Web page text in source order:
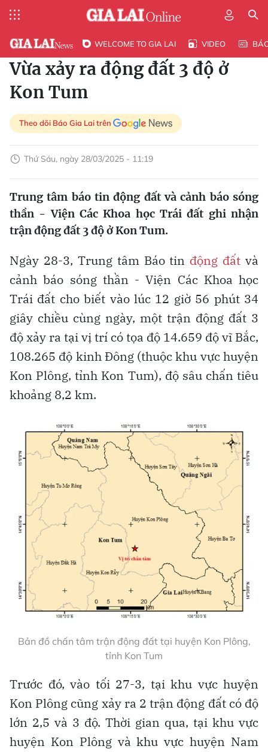
WELCOME TO GIA LAI VIDEO
Vừa xảy ra động đất 3 độ ở
Kon Tum
Theo dõi Báo Gia Lai trên
Thứ Sáu, ngày 28/03/2025 - 11:19
Trung tâm báo tin động đất và cảnh báo sóng
thần - Viện Các Khoa học Trái đất ghi nhận
trận động đất 3 độ ở Kon Tum.
Ngày 28-3, Trung tâm Báo tin động đất và
cảnh báo sóng thần - Viện Các Khoa học
Trái đất cho biết vào lúc 12 giờ 56 phút 34
giây chiều cùng ngày, một trận động đất 3
độ xảy ra tại vị trí có tọa độ 14.659 độ vĩ Bắc,
108.265 độ kinh Đông (thuộc khu vực huyện
Kon Plông, tỉnh Kon Tum), độ sâu chấn tiêu
khoảng 8,2 km.
Bản đồ chấn tâm trận động đất tại huyện Kon Plông,
tỉnh Kon Tum
Trước đó, vào tối 27-3, tại khu vực huyện
Kon Plông cũng xảy ra 2 trận động đất có độ
lớn 2,5 và 3 độ. Thời gian qua, tại khu vực
huyện Kon Plông và khu vực huyện Nam